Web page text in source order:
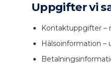
Uppgifter vi
Kontaktuppgifter –
Hälsoinformation